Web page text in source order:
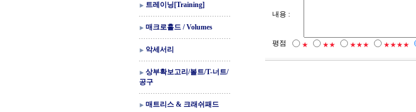
트레이닝[Training]
매크로홀드 / Volumes
악세서리
상부확보고리/볼트/T-너트/
공구
매트리스 & 크래쉬패드
내용 :
평점 ★ ★★ ★★★ ★★★★